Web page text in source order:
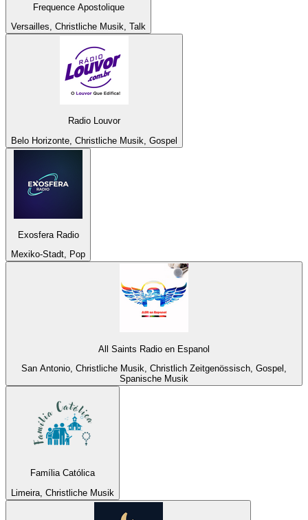
Frequence Apostolique
Versailles, Christliche Musik, Talk
Radio Louvor
Belo Horizonte, Christliche Musik, Gospel
Exosfera Radio
Mexiko-Stadt, Pop
All Saints Radio en Espanol
San Antonio, Christliche Musik, Christlich Zeitgenössisch, Gospel,
Spanische Musik
Família Católica
Limeira, Christliche Musik